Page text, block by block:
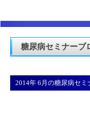
糖尿病セミナーブ
2014年 6月の糖尿病セ